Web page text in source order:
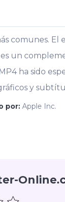
comunes. El
un
ha sido
y
por: Apple Inc.